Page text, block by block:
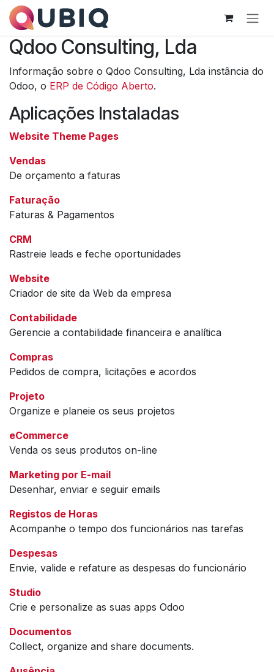
Pular para o conteúdo
Qdoo Consulting, Lda
Informação sobre o Qdoo Consulting, Lda instância do
Odoo, o ERP de Código Aberto.
Aplicações Instaladas
Website Theme Pages
Vendas
De orçamento a faturas
Faturação
Faturas & Pagamentos
CRM
Rastreie leads e feche oportunidades
Website
Criador de site da Web da empresa
Contabilidade
Gerencie a contabilidade financeira e analítica
Compras
Pedidos de compra, licitações e acordos
Projeto
Organize e planeie os seus projetos
eCommerce
Venda os seus produtos on-line
Marketing por E-mail
Desenhar, enviar e seguir emails
Registos de Horas
Acompanhe o tempo dos funcionários nas tarefas
Despesas
Envie, valide e refature as despesas do funcionário
Studio
Crie e personalize as suas apps Odoo
Documentos
Collect, organize and share documents.